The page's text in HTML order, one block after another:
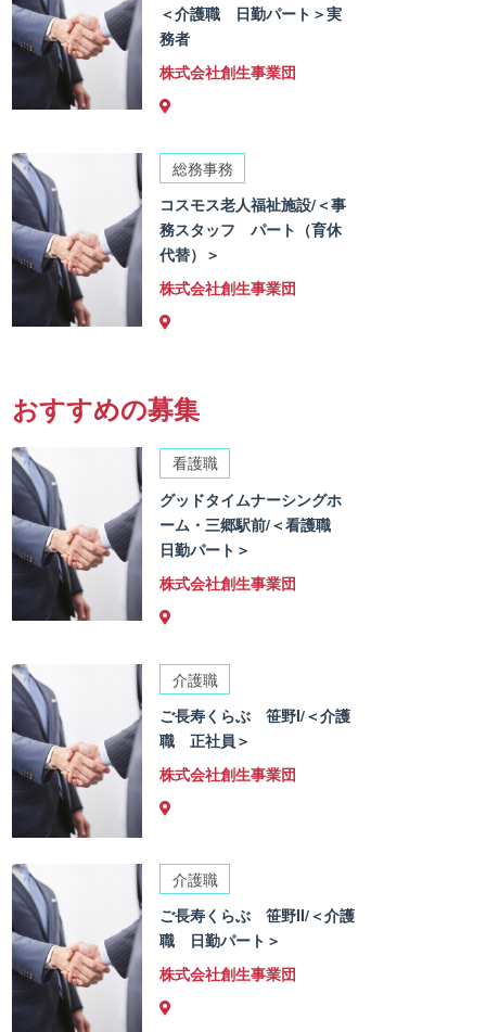
＜介護職 日勤パート＞実
務者
株式会社創生事業団
総務事務
コスモス老人福祉施設/＜事
務スタッフ パート（育休
代替）＞
株式会社創生事業団
おすすめの募集
看護職
グッドタイムナーシングホ
ーム・三郷駅前/＜看護職
日勤パート＞
株式会社創生事業団
介護職
ご長寿くらぶ 笹野I/＜介護
職 正社員＞
株式会社創生事業団
介護職
ご長寿くらぶ 笹野II/＜介護
職 日勤パート＞
株式会社創生事業団